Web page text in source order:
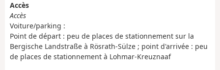
Accès
Accès
Voiture/parking :
Point de départ : peu de places de stationnement sur la
Bergische Landstraße à Rösrath-Sülze ; point d'arrivée : peu
de places de stationnement à Lohmar-Kreuznaaf